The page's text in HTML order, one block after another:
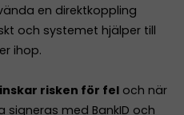
en direktkoppling
och systemet hjälper till
ihop.
risken för fel och när
signeras med BankID och